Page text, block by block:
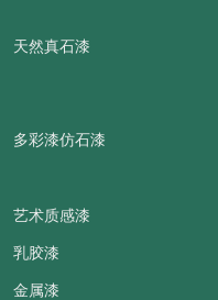
天然真石漆
多彩漆仿石漆
艺术质感漆
乳胶漆
金属漆